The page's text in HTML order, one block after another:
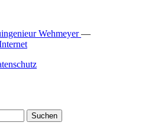
Wehmeyer—
Suchen